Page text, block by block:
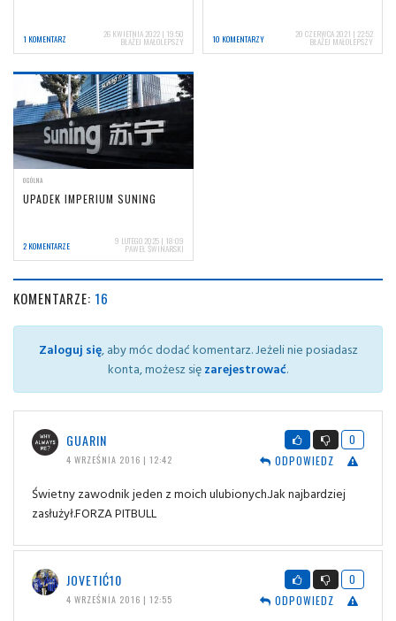
1 KOMENTARZ 26 KWIETNIA 2022 | 19:50
BŁAŻEJ MAŁOLEPSZY 10 KOMENTARZY 20 CZERWCA 2021 | 22:52
BŁAŻEJ MAŁOLEPSZY
OGÓLNA
UPADEK IMPERIUM SUNING
2 KOMENTARZE 9 LUTEGO 2025 | 18:09
PAWEŁ ŚWINARSKI
KOMENTARZE: 16
Zaloguj się, aby móc dodać komentarz. Jeżeli nie posiadasz
konta, możesz sięzarejestrować.
GUARIN
4 WRZEŚNIA 2016 | 12:42
0
ODPOWIEDZ
Świetny zawodnik jeden z moich ulubionych.Jak najbardziej
zasłużył.FORZA PITBULL
JOVETIĆ10
4 WRZEŚNIA 2016 | 12:55
0
ODPOWIEDZ